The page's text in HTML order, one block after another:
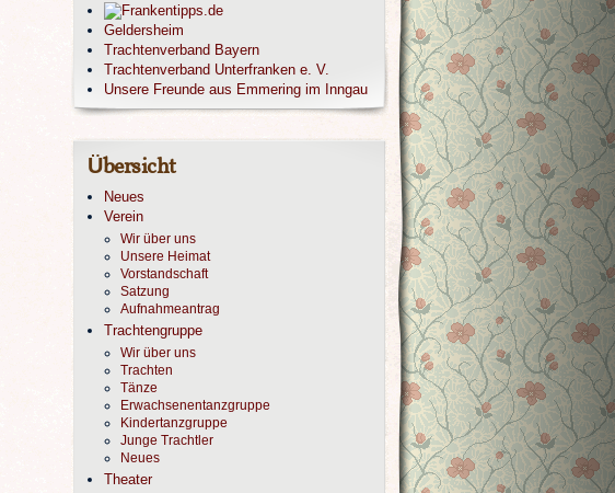
Geldersheim
Trachtenverband Bayern
Trachtenverband Unterfranken e. V.
Unsere Freunde aus Emmering im Inngau
Übersicht
Neues
Verein
Wir über uns
Unsere Heimat
Vorstandschaft
Satzung
Aufnahmeantrag
Trachtengruppe
Wir über uns
Trachten
Tänze
Erwachsenentanzgruppe
Kindertanzgruppe
Junge Trachtler
Neues
Theater